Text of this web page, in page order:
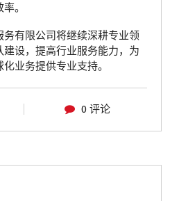
。
务有限公司将继续深耕专业领
设，提高行业服务能力，为
业务提供专业支持。
0 评论